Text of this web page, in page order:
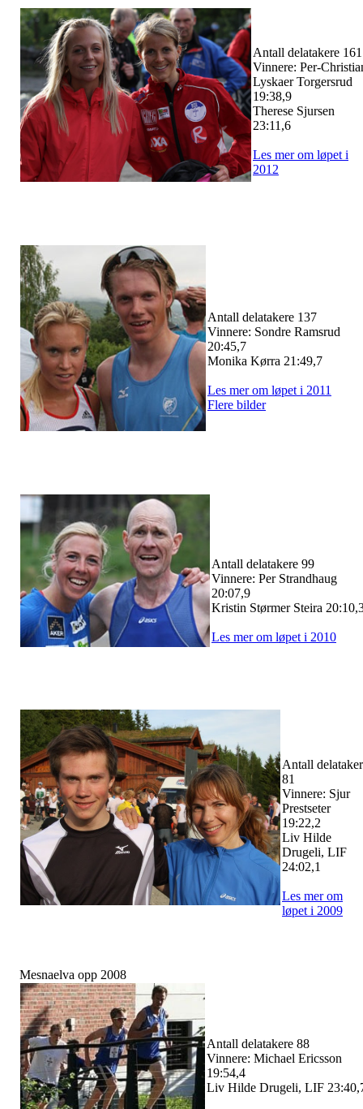
Antall delatakere 161
Vinnere: Per-
Lyskaer Torgersrud
19:38,9
Therese Sjursen
23:11,6
Les mer om løpet i
2012
Antall delatakere 137
Vinnere: Sondre Ramsrud
20:45,7
Monika Kørra 21:49,7
Les mer om løpet i 2011
Flere bilder
Antall delatakere 99
Vinnere: Per Strandhaug
20:07,9
Kristin Størmer Steira
Les mer om løpet i 2010
Antall
81
Vinnere: Sjur
Prestseter
19:22,2
Liv Hilde
Drugeli, LIF
24:02,1
Les mer om
løpet i 2009
Mesnaelva opp 2008
Antall delatakere 88
Vinnere: Michael Ericsson
19:54,4
Liv Hilde Drugeli, LIF